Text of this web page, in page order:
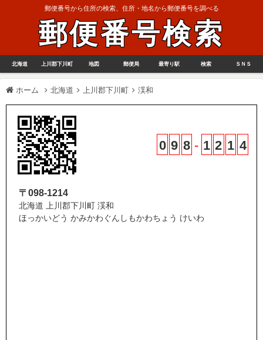
郵便番号から住所の検索、住所・地名から郵便番号を調べる
郵便番号検索
北海道 上川郡下川町 地図 郵便局 最寄り駅 検索 ＳＮＳ
ホーム 北海道 上川郡下川町 渓和
0 9 8 - 1 2 1 4
〒098-1214
北海道 上川郡下川町 渓和
ほっかいどう かみかわぐんしもかわちょう けいわ